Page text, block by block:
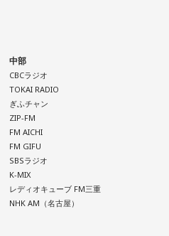
中部
CBCラジオ
TOKAI RADIO
ぎふチャン
ZIP-FM
FM AICHI
FM GIFU
SBSラジオ
K-MIX
レディオキューブ FM三重
NHK AM（名古屋）